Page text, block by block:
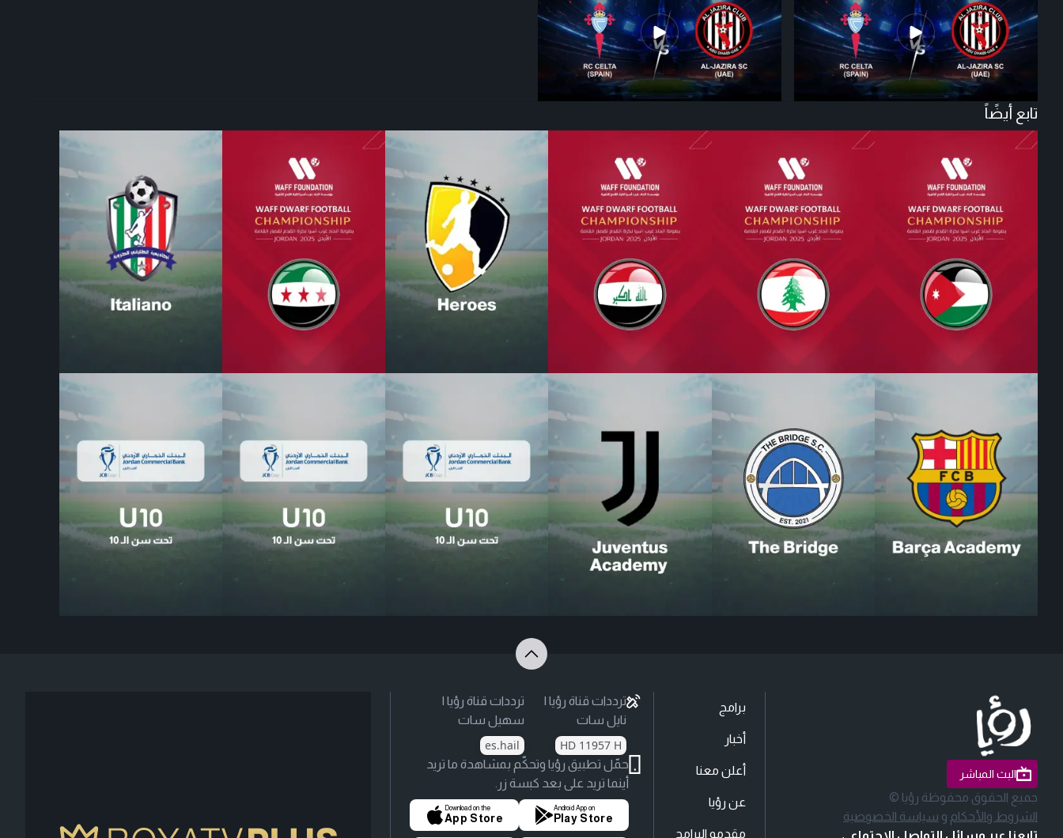
تابع أيضًاً
البث المباشر
جميع الحقوق محفوظة رؤيا ©
الشروط والأحكام و سياسة الخصوصية
تابعنا عبر وسائل التواصل الاجتماعي
برامج
أخبار
أعلن معنا
عن رؤيا
مقدمو البرامج
ترددات قناة رؤيا |
نايل سات
HD 11957 H
ترددات قناة رؤيا |
سهيل سات
es.hail
حمّل تطبيق رؤيا وتحكّم بمشاهدة ما تريد
أينما تريد على بعد كبسة زر.
Android App on
Play Store
Download on the
App Store